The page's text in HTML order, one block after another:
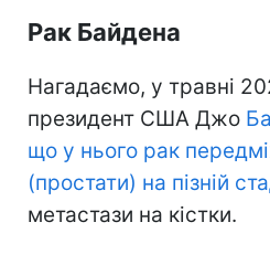
Рак Байдена
Нагадаємо, у травні
президент США Джо
що у нього рак
(простати) на пізній
метастази на кістки.